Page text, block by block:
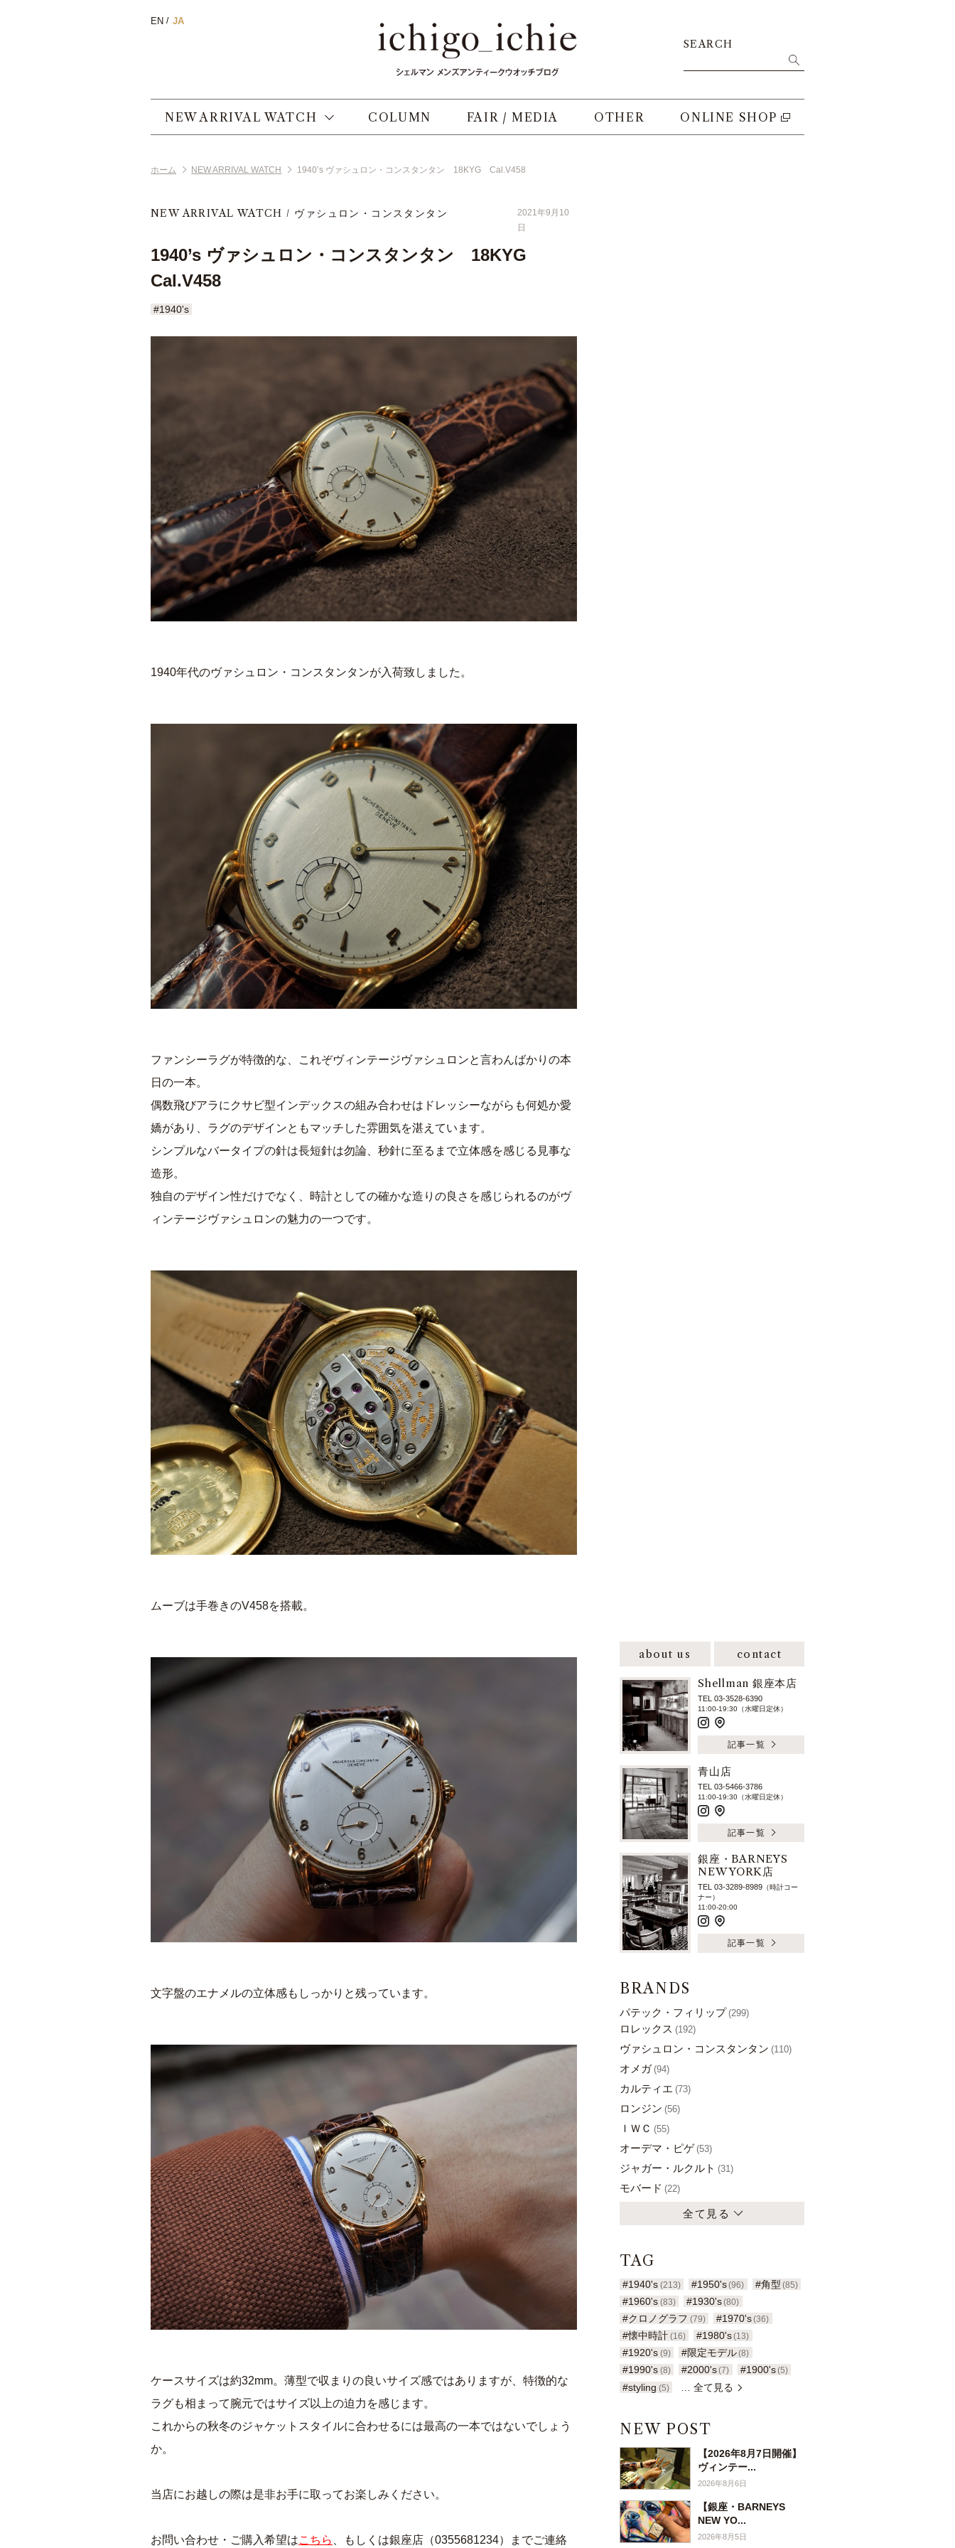
SEARCH
NEW ARRIVAL WATCH COLUMN FAIR / MEDIA OTHER ONLINE SHOP
ホーム NEW ARRIVAL WATCH 1940’s ヴァシュロン・コンスタンタン 18KYG Cal.V458
NEW ARRIVAL WATCH ヴァシュロン・コンスタンタン
2021年9月10
日
1940’s ヴァシュロン・コンスタンタン 18KYG
Cal.V458
#1940's
1940年代のヴァシュロン・コンスタンタンが入荷致しました。
ファンシーラグが特徴的な、これぞヴィンテージヴァシュロンと言わんばかりの本
日の一本。
偶数飛びアラにクサビ型インデックスの組み合わせはドレッシーながらも何処か愛
嬌があり、ラグのデザインともマッチした雰囲気を湛えています。
シンプルなバータイプの針は長短針は勿論、秒針に至るまで立体感を感じる見事な
造形。
独自のデザイン性だけでなく、時計としての確かな造りの良さを感じられるのがヴ
ィンテージヴァシュロンの魅力の一つです。
ムーブは手巻きのV458を搭載。
文字盤のエナメルの立体感もしっかりと残っています。
ケースサイズは約32mm。薄型で収まりの良いサイズ感ではありますが、特徴的な
ラグも相まって腕元ではサイズ以上の迫力を感じます。
これからの秋冬のジャケットスタイルに合わせるには最高の一本ではないでしょう
か。
当店にお越しの際は是非お手に取ってお楽しみください。
お問い合わせ・ご購入希望はこちら 、もしくは銀座店（0355681234）までご連絡
about us contact
Shellman 銀座本店
TEL 03-3528-6390
11:00-19:30（水曜日定休）
記事一覧
青山店
TEL 03-5466-3786
11:00-19:30（水曜日定休）
記事一覧
銀座・BARNEYS
NEW YORK店
TEL 03-3289-8989 （時計コー
ナー）
11:00-20:00
記事一覧
BRANDS
パテック・フィリップ (299)
ロレックス (192)
ヴァシュロン・コンスタンタン (110)
オメガ (94)
カルティエ (73)
ロンジン (56)
ＩＷＣ (55)
オーデマ・ピゲ (53)
ジャガー・ルクルト (31)
モバード (22)
全て見る
TAG
#1940's (213) #1950's(96) #角型 (85)
#1960's (83) #1930's(80)
#クロノグラフ (79) #1970's(36)
#懐中時計 (16) #1980's(13)
#1920's (9) #限定モデル(8)
#1990's (8) #2000's(7) #1900's(5)
#styling (5) … 全て見る
NEW POST
【2026年8月7日開催】
ヴィンテー...
2026年8月6日
【銀座・BARNEYS
NEW YO...
2026年8月5日
EN JA